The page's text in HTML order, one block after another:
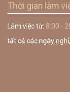
Thời gian làm
Làm việc từ: 8:00 -
tất cả các ngày